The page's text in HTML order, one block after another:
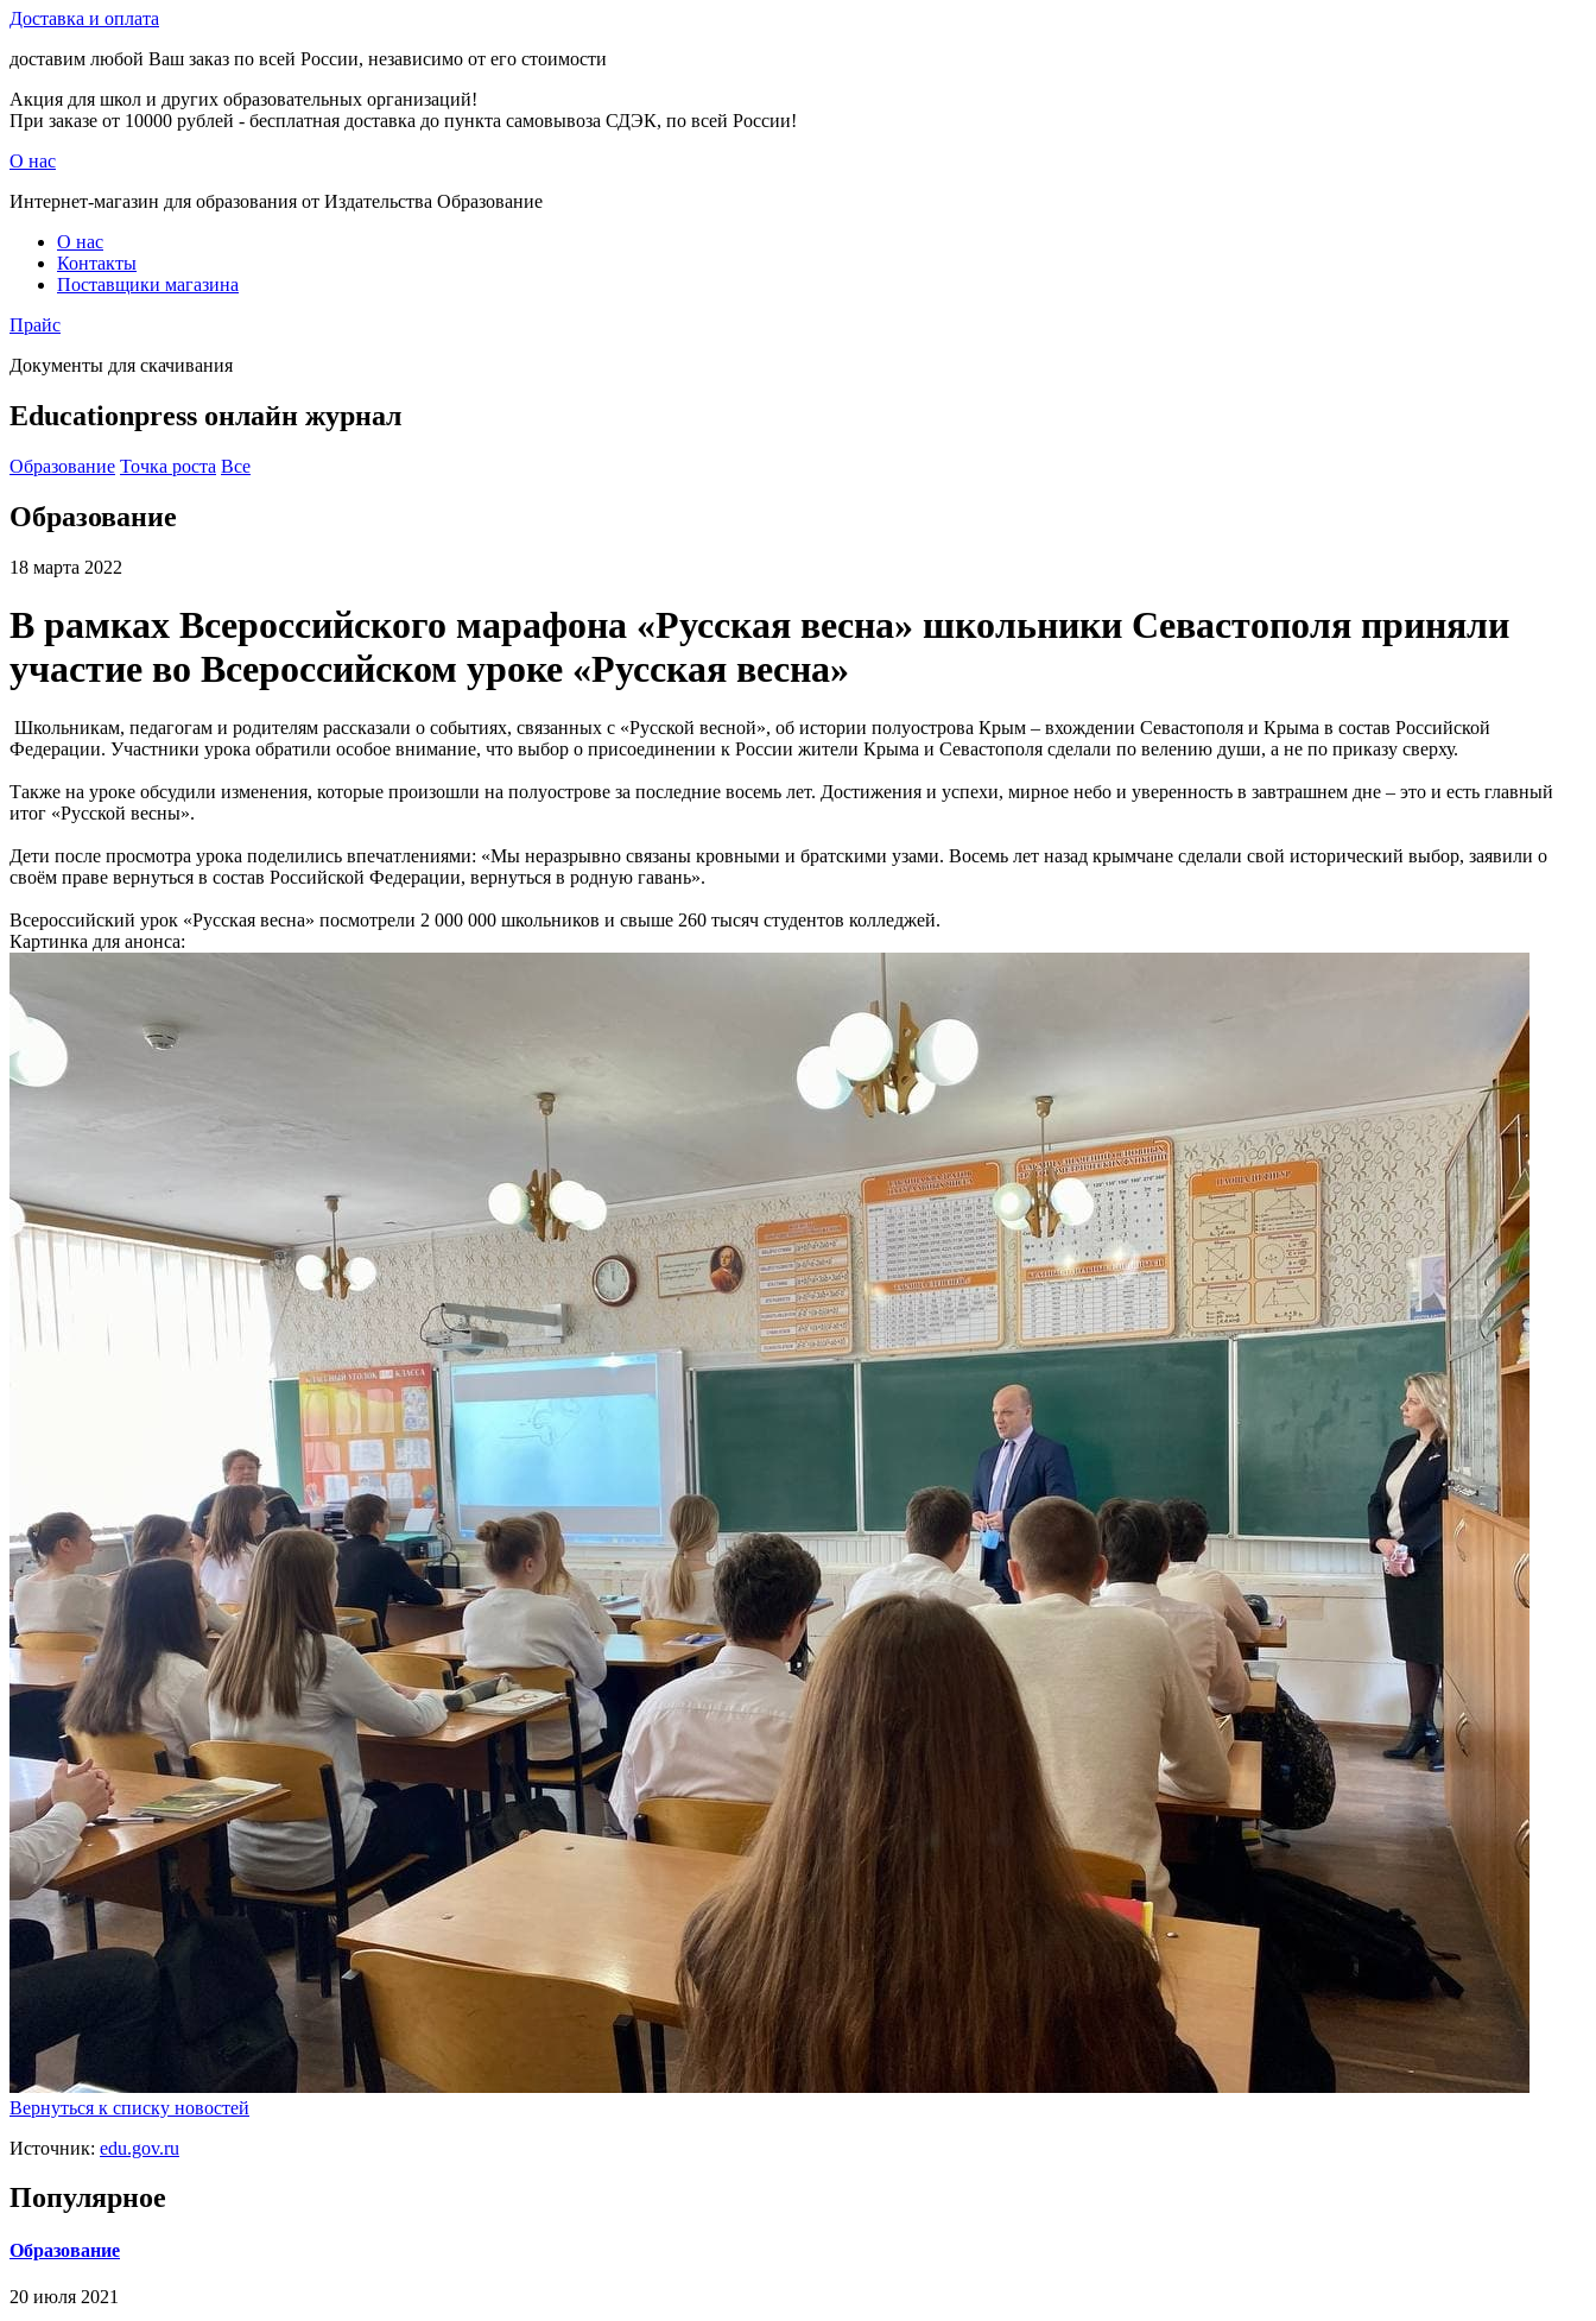
Доставка и оплата
доставим любой Ваш заказ по всей России, независимо от его стоимости
Акция для школ и других образовательных организаций!
При заказе от 10000 рублей - бесплатная доставка до пункта самовывоза СДЭК, по всей России!
О нас
Интернет-магазин для образования от Издательства Образование
О нас
Контакты
Поставщики магазина
Прайс
Документы для скачивания
Educationpress онлайн журнал
Образование Точка роста Все
Образование
18 марта 2022
В рамках Всероссийского марафона «Русская весна» школьники Севастополя приняли
участие во Всероссийском уроке «Русская весна»
Школьникам, педагогам и родителям рассказали о событиях, связанных с «Русской весной», об истории полуострова Крым – вхождении Севастополя и Крыма в состав Российской
Федерации. Участники урока обратили особое внимание, что выбор о присоединении к России жители Крыма и Севастополя сделали по велению души, а не по приказу сверху.
Также на уроке обсудили изменения, которые произошли на полуострове за последние восемь лет. Достижения и успехи, мирное небо и уверенность в завтрашнем дне – это и есть главный
итог «Русской весны».
Дети после просмотра урока поделились впечатлениями: «Мы неразрывно связаны кровными и братскими узами. Восемь лет назад крымчане сделали свой исторический выбор, заявили о
своём праве вернуться в состав Российской Федерации, вернуться в родную гавань».
Всероссийский урок «Русская весна» посмотрели 2 000 000 школьников и свыше 260 тысяч студентов колледжей.
Картинка для анонса:
Вернуться к списку новостей
Источник: edu.gov.ru
Популярное
Образование
20 июля 2021